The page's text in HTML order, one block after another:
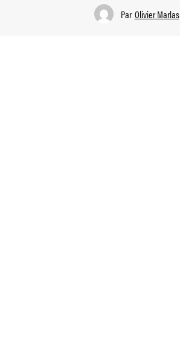
Par Olivier Marlas